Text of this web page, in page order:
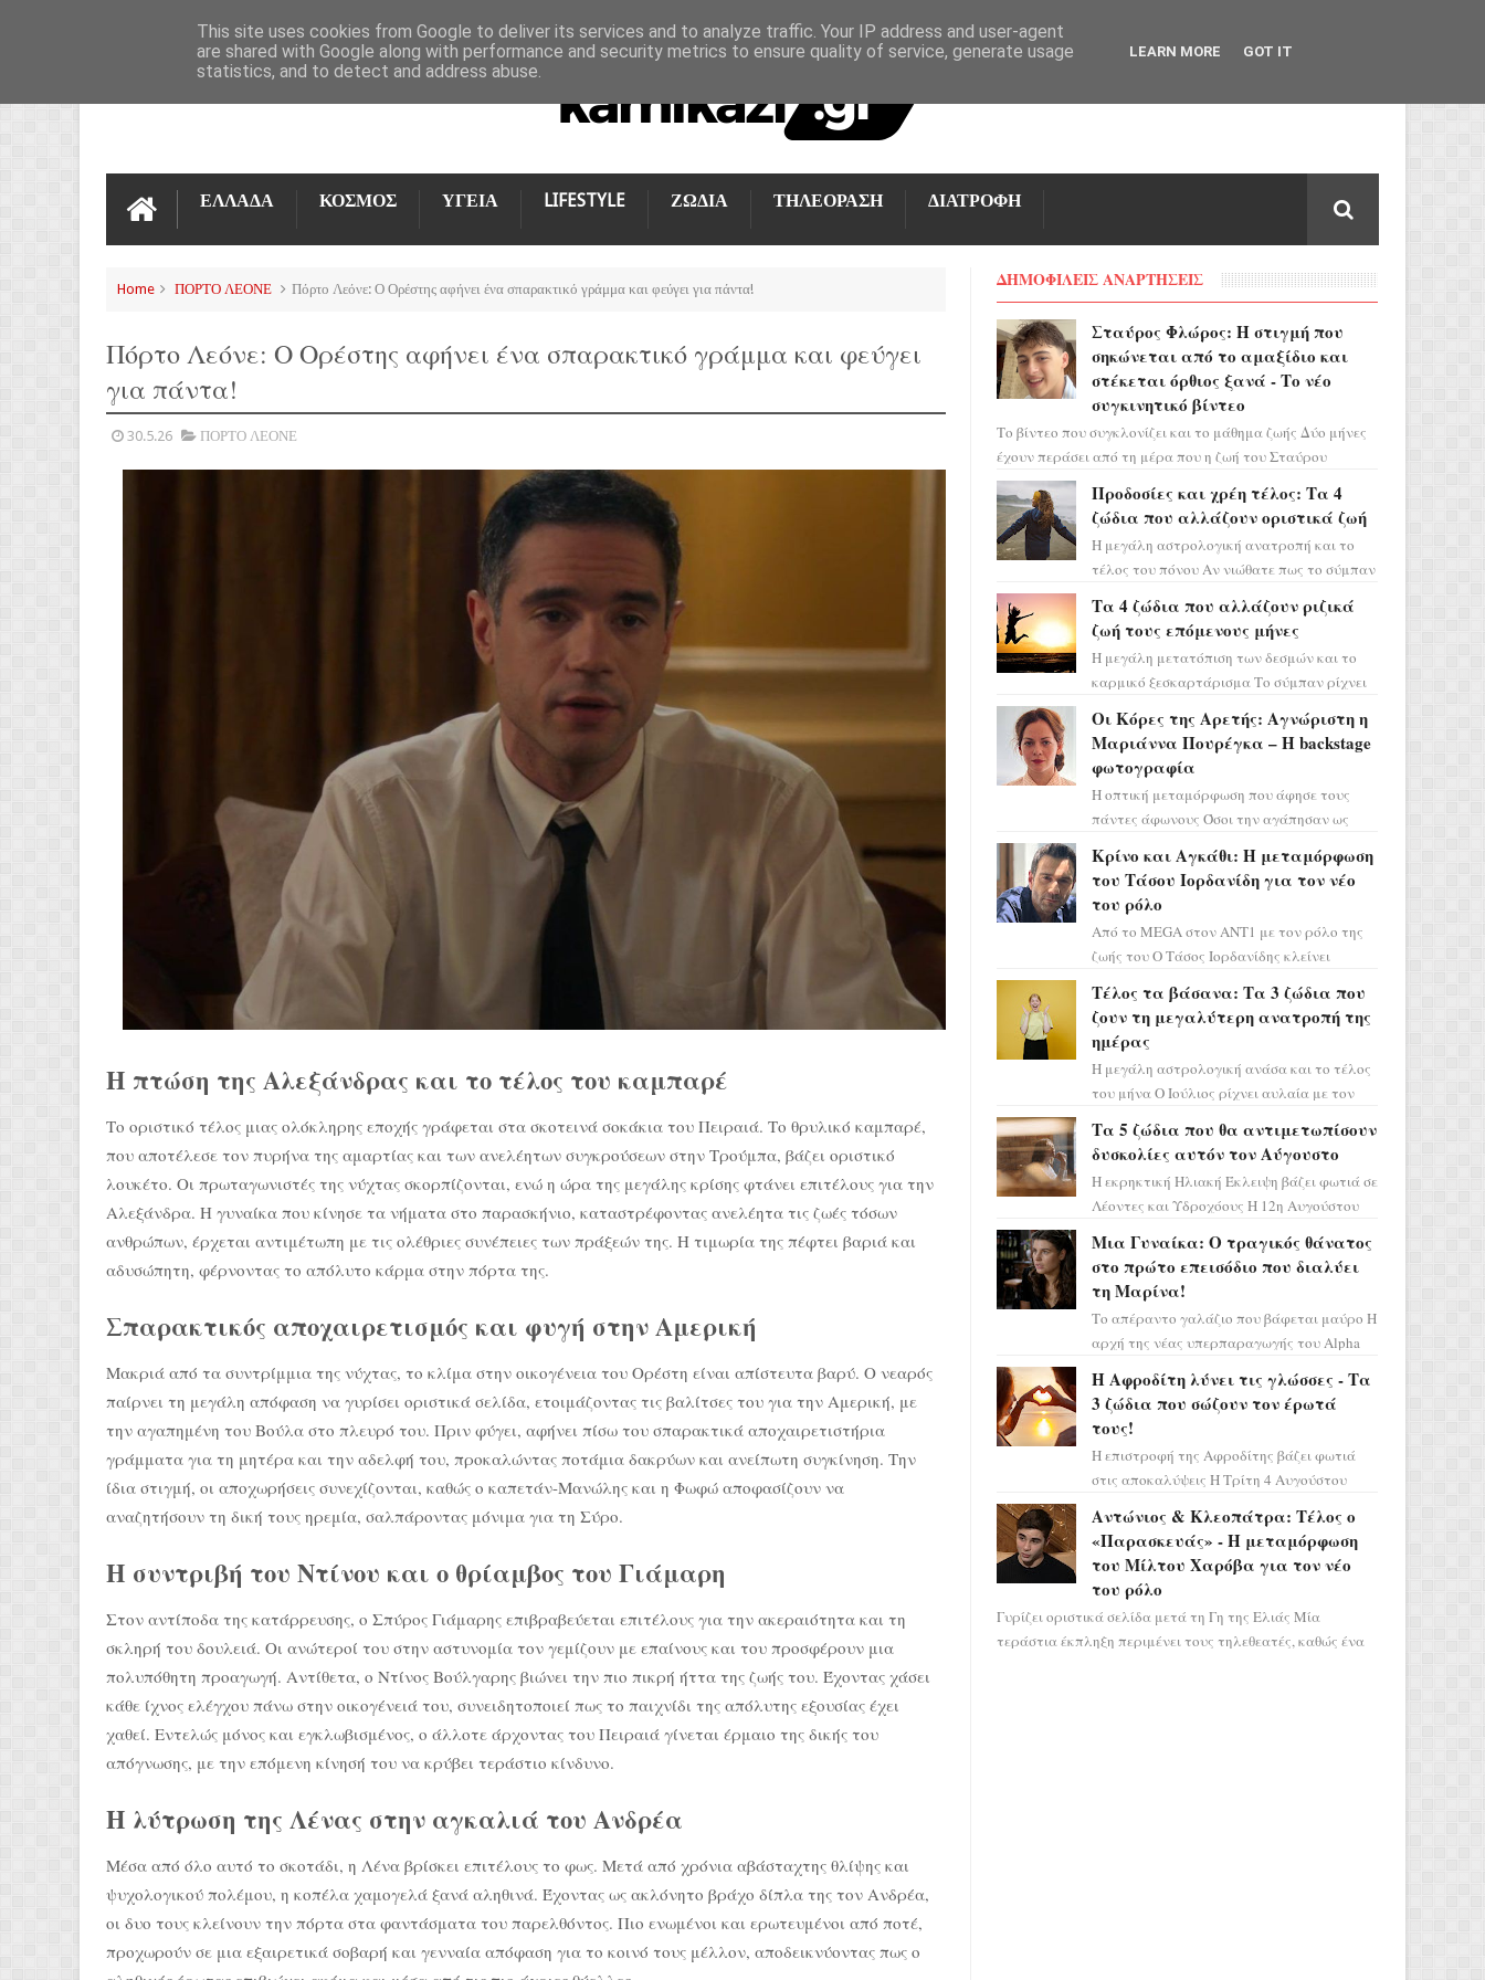
ΕΠΙΚΟΙΝΩΝΊΑ
ΕΛΛΑΔΑ ΚΟΣΜΟΣ ΥΓΕΙΑ LIFESTYLE ΖΩΔΙΑ ΤΗΛΕΟΡΑΣΗ ΔΙΑΤΡΟΦΗ
Home ΠΟΡΤΟ ΛΕΟΝΕ Πόρτο Λεόνε: Ο Ορέστης αφήνει ένα σπαρακτικό γράμμα και φεύγει για πάντα!
Πόρτο Λεόνε: Ο Ορέστης αφήνει ένα σπαρακτικό γράμμα και φεύγει
για πάντα!
30.5.26 ΠΟΡΤΟ ΛΕΟΝΕ
Η πτώση της Αλεξάνδρας και το τέλος του καμπαρέ
Το οριστικό τέλος μιας ολόκληρης εποχής γράφεται στα σκοτεινά σοκάκια του Πειραιά. Το θρυλικό καμπαρέ,
που αποτέλεσε τον πυρήνα της αμαρτίας και των ανελέητων συγκρούσεων στην Τρούμπα, βάζει οριστικό
λουκέτο. Οι πρωταγωνιστές της νύχτας σκορπίζονται, ενώ η ώρα της μεγάλης κρίσης φτάνει επιτέλους για την
Αλεξάνδρα. Η γυναίκα που κίνησε τα νήματα στο παρασκήνιο, καταστρέφοντας ανελέητα τις ζωές τόσων
ανθρώπων, έρχεται αντιμέτωπη με τις ολέθριες συνέπειες των πράξεών της. Η τιμωρία της πέφτει βαριά και
αδυσώπητη, φέρνοντας το απόλυτο κάρμα στην πόρτα της.
Σπαρακτικός αποχαιρετισμός και φυγή στην Αμερική
Μακριά από τα συντρίμμια της νύχτας, το κλίμα στην οικογένεια του Ορέστη είναι απίστευτα βαρύ. Ο νεαρός
παίρνει τη μεγάλη απόφαση να γυρίσει οριστικά σελίδα, ετοιμάζοντας τις βαλίτσες του για την Αμερική, με
την αγαπημένη του Βούλα στο πλευρό του. Πριν φύγει, αφήνει πίσω του σπαρακτικά αποχαιρετιστήρια
γράμματα για τη μητέρα και την αδελφή του, προκαλώντας ποτάμια δακρύων και ανείπωτη συγκίνηση. Την
ίδια στιγμή, οι αποχωρήσεις συνεχίζονται, καθώς ο καπετάν-Μανώλης και η Φωφώ αποφασίζουν να
αναζητήσουν τη δική τους ηρεμία, σαλπάροντας μόνιμα για τη Σύρο.
Η συντριβή του Ντίνου και ο θρίαμβος του Γιάμαρη
Στον αντίποδα της κατάρρευσης, ο Σπύρος Γιάμαρης επιβραβεύεται επιτέλους για την ακεραιότητα και τη
σκληρή του δουλειά. Οι ανώτεροί του στην αστυνομία τον γεμίζουν με επαίνους και του προσφέρουν μια
πολυπόθητη προαγωγή. Αντίθετα, ο Ντίνος Βούλγαρης βιώνει την πιο πικρή ήττα της ζωής του. Έχοντας χάσει
κάθε ίχνος ελέγχου πάνω στην οικογένειά του, συνειδητοποιεί πως το παιχνίδι της απόλυτης εξουσίας έχει
χαθεί. Εντελώς μόνος και εγκλωβισμένος, ο άλλοτε άρχοντας του Πειραιά γίνεται έρμαιο της δικής του
απόγνωσης, με την επόμενη κίνησή του να κρύβει τεράστιο κίνδυνο.
Η λύτρωση της Λένας στην αγκαλιά του Ανδρέα
Μέσα από όλο αυτό το σκοτάδι, η Λένα βρίσκει επιτέλους το φως. Μετά από χρόνια αβάσταχτης θλίψης και
ψυχολογικού πολέμου, η κοπέλα χαμογελά ξανά αληθινά. Έχοντας ως ακλόνητο βράχο δίπλα της τον Ανδρέα,
οι δυο τους κλείνουν την πόρτα στα φαντάσματα του παρελθόντος. Πιο ενωμένοι και ερωτευμένοι από ποτέ,
προχωρούν σε μια εξαιρετικά σοβαρή και γενναία απόφαση για το κοινό τους μέλλον, αποδεικνύοντας πως ο
ΔΗΜΟΦΙΛΕΙΣ ΑΝΑΡΤΗΣΕΙΣ
Σταύρος Φλώρος: Η στιγμή που
σηκώνεται από το αμαξίδιο και
στέκεται όρθιος ξανά - Το νέο
συγκινητικό βίντεο
Το βίντεο που συγκλονίζει και το μάθημα ζωής Δύο μήνες
έχουν περάσει από τη μέρα που η ζωή του Σταύρου
Φλώρου άλλαξε για πάντα. Ο πρώην...
Προδοσίες και χρέη τέλος: Τα 4
ζώδια που αλλάζουν οριστικά ζωή
Η μεγάλη αστρολογική ανατροπή και το
τέλος του πόνου Αν νιώθατε πως το σύμπαν
πάρετε μια βαθιά α...
Τα 4 ζώδια που αλλάζουν ριζικά
ζωή τους επόμενους μήνες
Η μεγάλη μετατόπιση των δεσμών και το
καρμικό ξεσκαρτάρισμα Το σύμπαν ρίχνει
προειδοποιεί: οι σελην...
Οι Κόρες της Αρετής: Αγνώριστη η
Μαριάννα Πουρέγκα – H backstage
φωτογραφία
Η οπτική μεταμόρφωση που άφησε τους
πάντες άφωνους Όσοι την αγάπησαν ως
πρέπει τώρα να προετοιμαστο...
Κρίνο και Αγκάθι: Η μεταμόρφωση
του Τάσου Ιορδανίδη για τον νέο
του ρόλο
Από το MEGA στον ΑΝΤ1 με τον ρόλο της
ζωής του Ο Τάσος Ιορδανίδης κλείνει
επιτυχίας «Μια Νύχτα Μόνο» ...
Τέλος τα βάσανα: Τα 3 ζώδια που
ζουν τη μεγαλύτερη ανατροπή της
ημέρας
Η μεγάλη αστρολογική ανάσα και το τέλος
του μήνα Ο Ιούλιος ρίχνει αυλαία με τον
περνάει στο ζώδιο τω...
Τα 5 ζώδια που θα αντιμετωπίσουν
δυσκολίες αυτόν τον Αύγουστο
Η εκρηκτική Ηλιακή Έκλειψη βάζει φωτιά σε
Λέοντες και Υδροχόους Η 12η Αυγούστου
χάους, καθώς η Ηλια...
Μια Γυναίκα: Ο τραγικός θάνατος
στο πρώτο επεισόδιο που διαλύει
τη Μαρίνα!
Το απέραντο γαλάζιο που βάφεται μαύρο Η
αρχή της νέας υπερπαραγωγής του Alpha
πλημμυρισμένο από...
Η Αφροδίτη λύνει τις γλώσσες - Τα
3 ζώδια που σώζουν τον έρωτά
τους!
Η επιστροφή της Αφροδίτης βάζει φωτιά
στις αποκαλύψεις Η Τρίτη 4 Αυγούστου
ορόσημο, καθώς η Αφροδίτη πρ...
Αντώνιος & Κλεοπάτρα: Τέλος ο
«Παρασκευάς» - Η μεταμόρφωση
του Μίλτου Χαρόβα για τον νέο
του ρόλο
Γυρίζει οριστικά σελίδα μετά τη Γη της Ελιάς Μία
τεράστια έκπληξη περιμένει τους τηλεθεατές, καθώς ένα
This site uses cookies from Google to deliver its services and to analyze traffic. Your IP address and user-agent
are shared with Google along with performance and security metrics to ensure quality of service, generate usage
statistics, and to detect and address abuse.
LEARN MORE GOT IT